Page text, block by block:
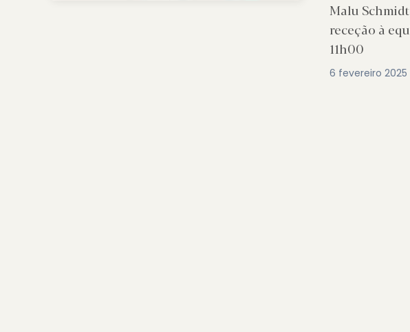
Malu
receção à
11h00
6 fevereiro 2025